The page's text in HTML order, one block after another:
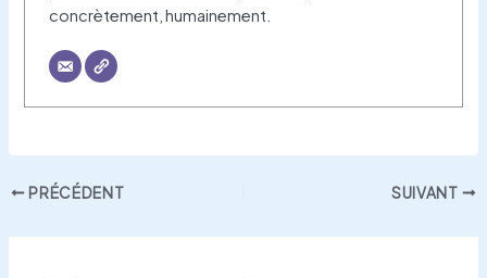
concrètement, humainement.
PRÉCÉDENT SUIVANT